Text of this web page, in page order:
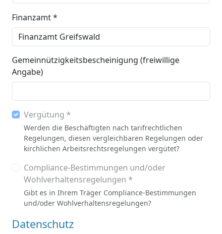
Finanzamt *
Gemeinnützigkeitsbescheinigung (freiwillige
Angabe)
Vergütung *
Werden die Beschäftigten nach tarifrechtlichen
Regelungen, diesen vergleichbaren Regelungen oder
kirchlichen Arbeitsrechtsregelungen vergütet?
Compliance-Bestimmungen und/oder
Wohlverhaltensregelungen *
Gibt es in Ihrem Träger Compliance-Bestimmungen
und/oder Wohlverhaltensregelungen?
Datenschutz